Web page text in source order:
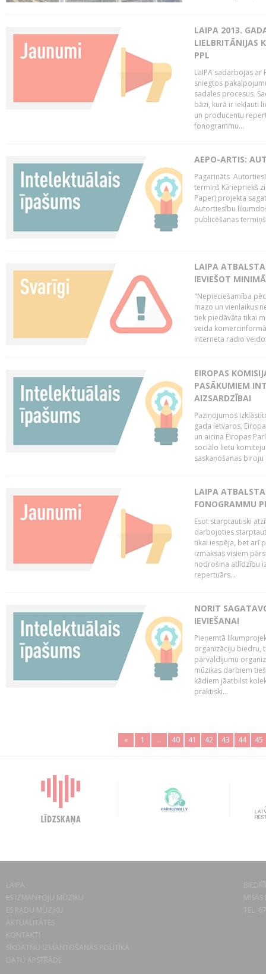
LAIPA 2013.
LIELBRITĀNIJAS
PPL
LaIPA sadarbojas
sniegtos
sadales procesus.
bāzi, kurā ir iekļauti
un producentu
fonogrammu...
AEPO-ARTIS:
Pagarināts
termiņš Kā iepriekš
Paper) projekta
Autortiesību
publicēšanas
LAIPA
IEVIEŠOT
"Nepieciešamība
mazo un vienlaikus
tiek piedāvāta tikai
veida
interneta radio
EIROPAS
PASĀKUMIEM
AIZSARDZĪBAI
Paziņojumos
gada ietvaros.
un aicina Eiropas
sociālo lietu
saskaņošanas biroju
LAIPA
FONOGRAMMU
Esot starptautiski
darbojoties
tikai iespēja, bet arī
izmaksas visiem
nodrošina atlīdzību
repertuārs...
NORIT
IEVIEŠANAI
Pieņemtā
organizāciju biedru,
pārvaldījumu
mūzikas darbiem
kādiem jāatbilst
praktiski...
« 1 .. 40 41 42 43 44 45
LAIPA
ES IZMANTOJU MŪZIKU
ES RADU MŪZIKU
AKTUALITĀTES
KONTAKTI
SĪKDATŅU IZMANTOŠANAS POLITIKA
DATU APSTRĀDE
TEL.